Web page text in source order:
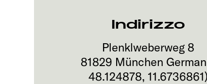
Indirizzo
Plenklweberweg 8
81829 München
48.124878, 11.6736861)